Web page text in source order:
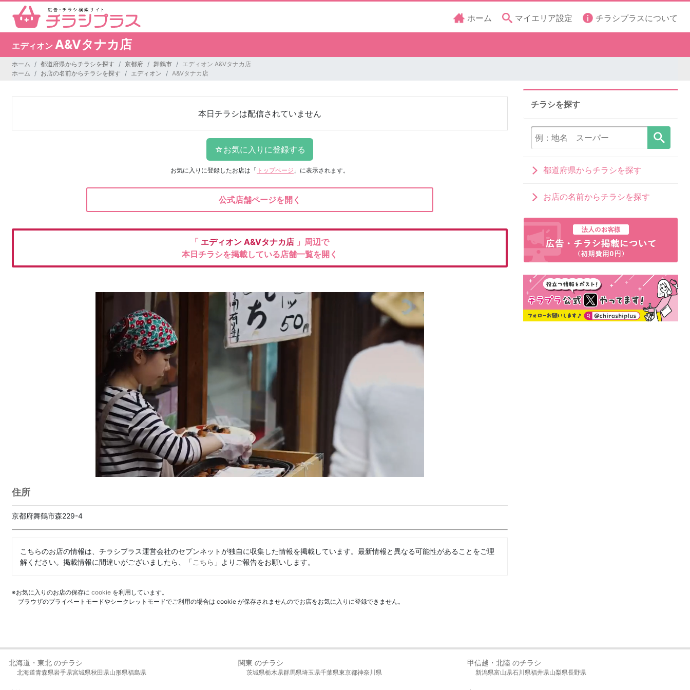
ホーム マイエリア設定 チラシプラスについて
エディオン A&Vタナカ店
ホーム 都道府県からチラシを探す 京都府 舞鶴市
エディオン A&Vタナカ店
ホーム
お店の名前からチラシを探す エディオン A&Vタナカ店
本日チラシは配信されていません
お気に入りに登録したお店は 「 トップページ 」に表示されます。
公式店舗ページを開く
「 エディオン A&Vタナカ店 」周辺で
本日チラシを掲載している店舗一覧を開く
住所
京都府舞鶴市森229-4
こちらのお店の情報は、チラシプラス運営会社のセブンネットが独自に収集した情報を掲載しています。最新情報と異なる可能性があることをご理
解ください。掲載情報に間違いがございましたら、「こちら 」よりご報告をお願いします。
※お気に入りのお店の保存に cookie を利用しています。
ブラウザのプライベートモードやシークレットモードでご利用の場合は cookie が保存されませんのでお店をお気に入りに登録できません。
チラシを探す
都道府県からチラシを探す
お店の名前からチラシを探す
北海道・東北 のチラシ
北海道青森県岩手県宮城県秋田県山形県福島県
関東 のチラシ
茨城県栃木県群馬県埼玉県千葉県東京都神奈川県
甲信越・北陸 のチラシ
新潟県富山県石川県福井県山梨県長野県